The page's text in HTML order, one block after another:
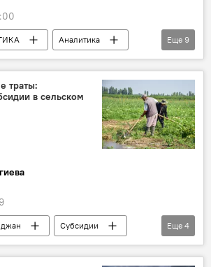
Аналитика
Политика
Германия
ЕС
Украина
Еще 9
траты:
в сельском
Субсидии
бюджет
Еще 4